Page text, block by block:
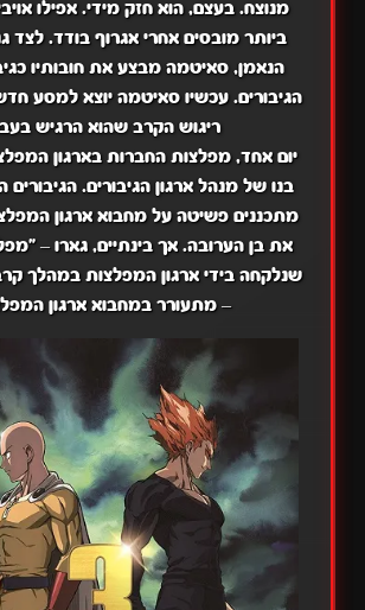
מנוצח. בעצם, הוא חזק מידי. אפילו
ביותר מובסים אחרי אגרוף בודד. לצד
הנאמן, סאיטמה מבצע את חובותיו
הגיבורים. עכשיו סאיטמה יוצא למסע
ריגוש הקרב שהוא הרגיש
יום אחד, מפלצות החברות בארגון
בנו של מנהל ארגון הגיבורים. הגיבורים
מתכננים פשיטה על מחבוא ארגון
את בן הערובה. אך בינתיים, גארו –
שנלקחה בידי ארגון המפלצות במהלך
– מתעורר במחבוא ארגון